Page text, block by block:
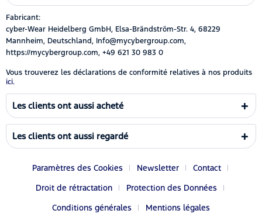
Fabricant:
cyber-Wear Heidelberg GmbH, Elsa-Brändström-Str. 4, 68229
Mannheim, Deutschland, Info@mycybergroup.com,
https://mycybergroup.com, +49 621 30 983 0
Vous trouverez les déclarations de conformité relatives à nos produits
ici.
Les clients ont aussi acheté
Les clients ont aussi regardé
Paramètres des Cookies Newsletter
Contact
Droit de rétractation
Protection des Données
Conditions générales
Mentions légales